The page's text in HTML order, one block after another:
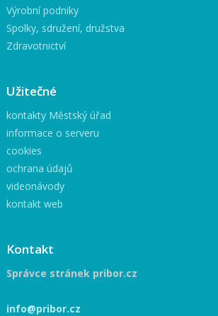
Výrobní podniky
Spolky, sdružení, družstva
Zdravotnictví
Užitečné
kontakty Městský úřad
informace o serveru
cookies
ochrana údajů
videonávody
kontakt web
Kontakt
Správce stránek pribor.cz
info@pribor.cz